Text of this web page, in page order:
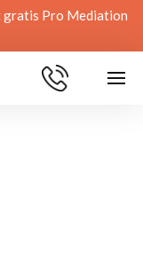
gratis Pro Mediation